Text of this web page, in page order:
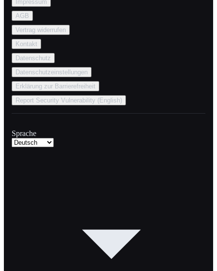
Impressum
AGB
Vertrag widerrufen
Kontakt
Datenschutz
Datenschutzeinstellungen
Erklärung zur Barrierefreiheit
Report Security Vulnerability (English)
Sprache